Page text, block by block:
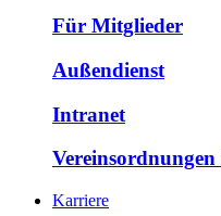
Für Mitglieder
Außendienst
Intranet
Vereinsordnungen
Karriere